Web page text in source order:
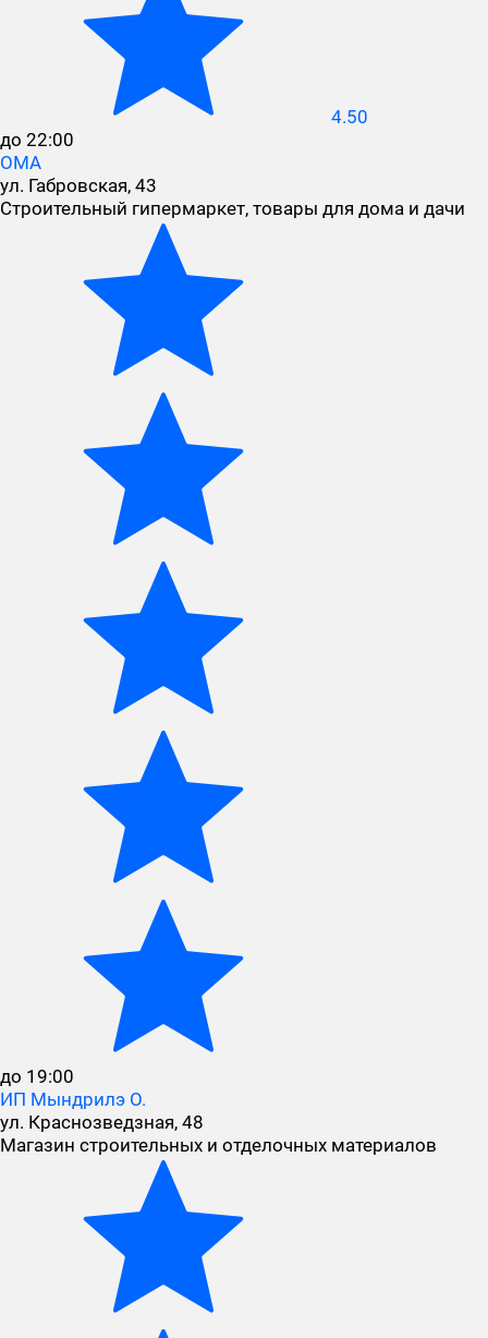
4.50
до 22:00
ОМА
ул. Габровская, 43
Строительный гипермаркет, товары для дома и дачи
до 19:00
ИП Мындрилэ О.
ул. Краснозведзная, 48
Магазин строительных и отделочных материалов